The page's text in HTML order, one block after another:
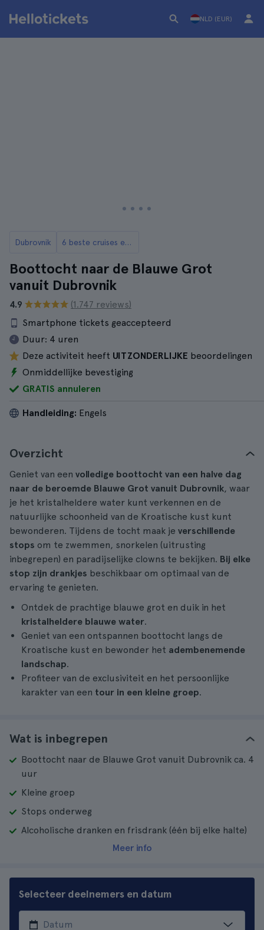
NLD (EUR)
Dubrovnik 6 beste cruises en rondvaarten in Dubrovnik
Boottocht naar de Blauwe Grot
vanuit Dubrovnik
4.9
(1.747 reviews)
Smartphone tickets geaccepteerd
Duur: 4 uren
Deze activiteit heeft UITZONDERLIJKE beoordelingen
Onmiddellijke bevestiging
GRATIS annuleren
Handleiding: Engels
Overzicht
Geniet van een volledige boottocht van een halve dag
naar de beroemde Blauwe Grot vanuit Dubrovnik, waar
je het kristalheldere water kunt verkennen en de
natuurlijke schoonheid van de Kroatische kust kunt
bewonderen. Tijdens de tocht maak je verschillende
stops om te zwemmen, snorkelen (uitrusting
inbegrepen) en paradijselijke clowns te bekijken. Bij elke
stop zijn drankjes beschikbaar om optimaal van de
ervaring te genieten.
Ontdek de prachtige blauwe grot en duik in het
kristalheldere blauwe water.
Geniet van een ontspannen boottocht langs de
Kroatische kust en bewonder het adembenemende
landschap.
Profiteer van de exclusiviteit en het persoonlijke
karakter van een tour in een kleine groep.
Wat is inbegrepen
Boottocht naar de Blauwe Grot vanuit Dubrovnik ca. 4
uur
Kleine groep
Stops onderweg
Alcoholische dranken en frisdrank (één bij elke halte)
Meer info
Selecteer deelnemers en datum